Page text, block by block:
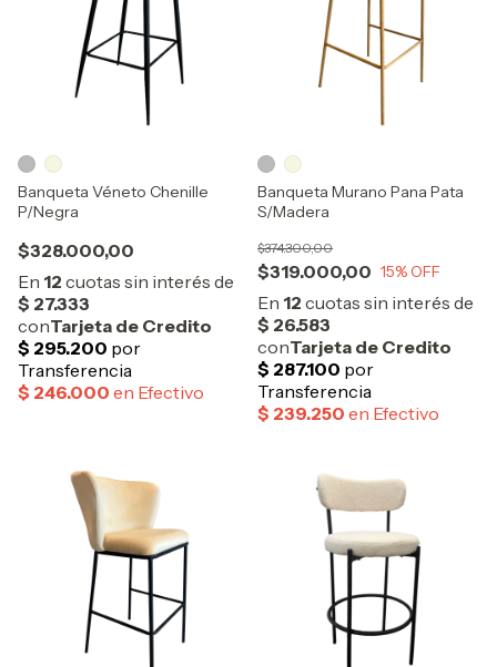
Banqueta Véneto Chenille
P/Negra
$328.000,00
Banqueta Murano Pana Pata
S/Madera
$319.000,00
$374.300,00
15% OFF